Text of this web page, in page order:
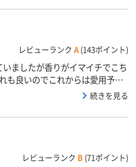
レビューランク A (143ポイント)
ましたが香りがイマイチでこち
も良いのでこれからは愛用予定
続きを見る
レビューランク B (71ポイント)